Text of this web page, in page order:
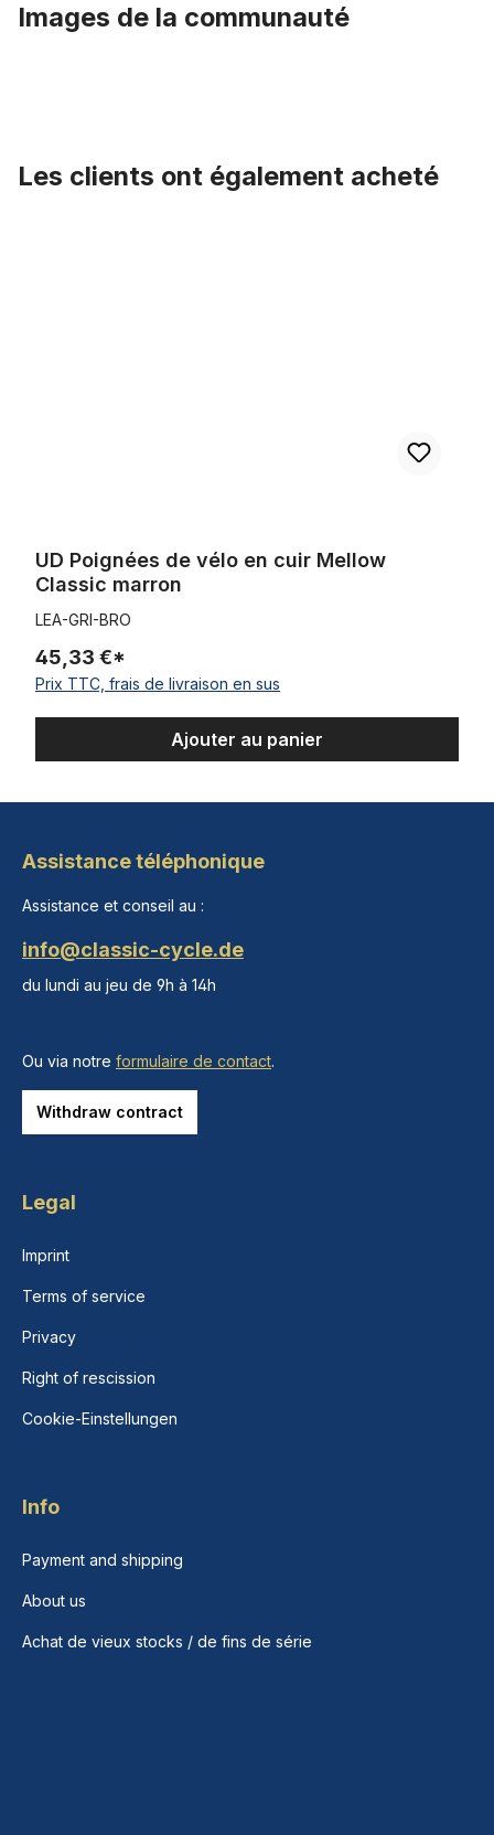
Images de la communauté
Les clients ont également acheté
UD Poignées de vélo en cuir Mellow
Classic marron
LEA-GRI-BRO
45,33 €*
Prix TTC, frais de livraison en sus
Ajouter au panier
Assistance téléphonique
Assistance et conseil au :
info@classic-cycle.de
du lundi au jeu de 9h à 14h
Ou via notre formulaire de contact.
Withdraw contract
Legal
Imprint
Terms of service
Privacy
Right of rescission
Cookie-Einstellungen
Info
Payment and shipping
About us
Achat de vieux stocks / de fins de série